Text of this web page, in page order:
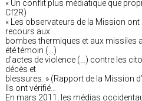
« Un conflit plus médiatique que
Cf2R)
« Les observateurs de la Mission
recours aux
bombes thermiques et aux missiles
été témoin (…)
d’actes de violence (…) contre les
décès et
blessures. » (Rapport de la Mission
Ils ont vérifié…
En mars 2011, les médias